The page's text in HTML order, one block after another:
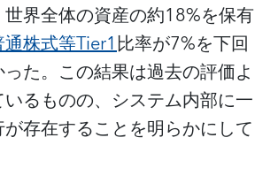
界全体の資産の約18%を保有
株式等Tier1比率が7%を下回
た。この結果は過去の評価よ
るものの、システム内部に一
存在することを明らかにして